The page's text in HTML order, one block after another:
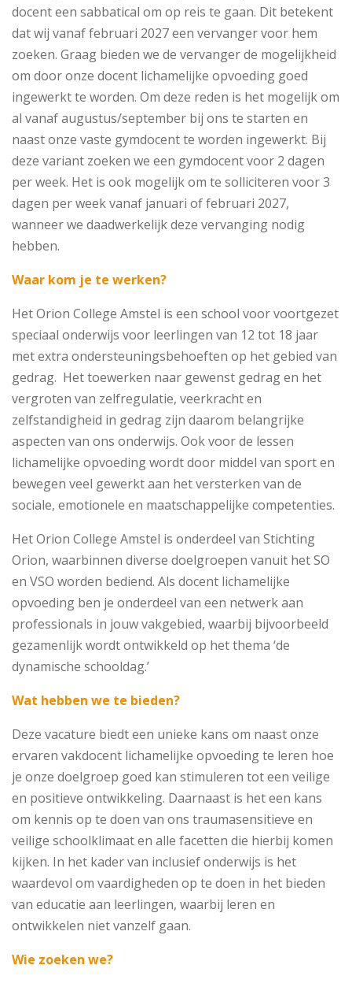
docent een sabbatical om op reis te gaan. Dit betekent
dat wij vanaf februari 2027 een vervanger voor hem
zoeken. Graag bieden we de vervanger de mogelijkheid
om door onze docent lichamelijke opvoeding goed
ingewerkt te worden. Om deze reden is het mogelijk om
al vanaf augustus/september bij ons te starten en
naast onze vaste gymdocent te worden ingewerkt. Bij
deze variant zoeken we een gymdocent voor 2 dagen
per week. Het is ook mogelijk om te solliciteren voor 3
dagen per week vanaf januari of februari 2027,
wanneer we daadwerkelijk deze vervanging nodig
hebben.
Waar kom je te werken?
Het Orion College Amstel is een school voor voortgezet
speciaal onderwijs voor leerlingen van 12 tot 18 jaar
met extra ondersteuningsbehoeften op het gebied van
gedrag. Het toewerken naar gewenst gedrag en het
vergroten van zelfregulatie, veerkracht en
zelfstandigheid in gedrag zijn daarom belangrijke
aspecten van ons onderwijs. Ook voor de lessen
lichamelijke opvoeding wordt door middel van sport en
bewegen veel gewerkt aan het versterken van de
sociale, emotionele en maatschappelijke competenties.
Het Orion College Amstel is onderdeel van Stichting
Orion, waarbinnen diverse doelgroepen vanuit het SO
en VSO worden bediend. Als docent lichamelijke
opvoeding ben je onderdeel van een netwerk aan
professionals in jouw vakgebied, waarbij bijvoorbeeld
gezamenlijk wordt ontwikkeld op het thema ‘de
dynamische schooldag.’
Wat hebben we te bieden?
Deze vacature biedt een unieke kans om naast onze
ervaren vakdocent lichamelijke opvoeding te leren hoe
je onze doelgroep goed kan stimuleren tot een veilige
en positieve ontwikkeling. Daarnaast is het een kans
om kennis op te doen van ons traumasensitieve en
veilige schoolklimaat en alle facetten die hierbij komen
kijken. In het kader van inclusief onderwijs is het
waardevol om vaardigheden op te doen in het bieden
van educatie aan leerlingen, waarbij leren en
ontwikkelen niet vanzelf gaan.
Wie zoeken we?